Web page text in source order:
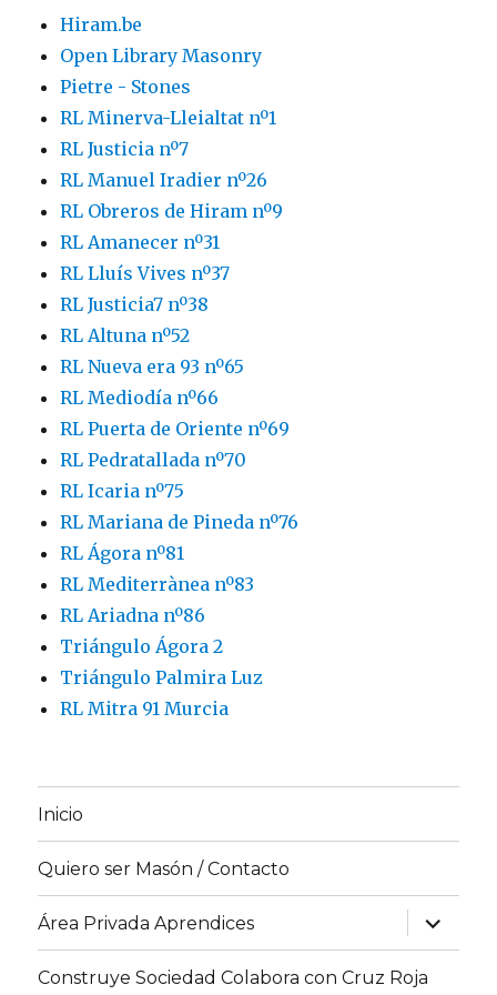
Hiram.be
Open Library Masonry
Pietre - Stones
RL Minerva-Lleialtat nº1
RL Justicia nº7
RL Manuel Iradier nº26
RL Obreros de Hiram nº9
RL Amanecer nº31
RL Lluís Vives nº37
RL Justicia7 nº38
RL Altuna nº52
RL Nueva era 93 nº65
RL Mediodía nº66
RL Puerta de Oriente nº69
RL Pedratallada nº70
RL Icaria nº75
RL Mariana de Pineda nº76
RL Ágora nº81
RL Mediterrànea nº83
RL Ariadna nº86
Triángulo Ágora 2
Triángulo Palmira Luz
RL Mitra 91 Murcia
Inicio
Quiero ser Masón / Contacto
Área Privada Aprendices
expande
el
menú
inferior
Construye Sociedad Colabora con Cruz Roja